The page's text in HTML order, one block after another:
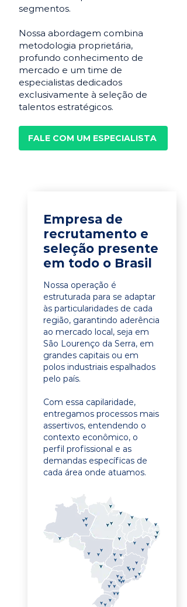
segmentos.
Nossa abordagem combina
metodologia proprietária,
profundo conhecimento de
mercado e um time de
especialistas dedicados
exclusivamente à seleção de
talentos estratégicos.
FALE COM UM ESPECIALISTA
Empresa de
recrutamento e
seleção presente
em todo o Brasil
Nossa operação é
estruturada para se adaptar
às particularidades de cada
região, garantindo aderência
ao mercado local, seja em
São Lourenço da Serra, em
grandes capitais ou em
polos industriais espalhados
pelo país.
Com essa capilaridade,
entregamos processos mais
assertivos, entendendo o
contexto econômico, o
perfil profissional e as
demandas específicas de
cada área onde atuamos.